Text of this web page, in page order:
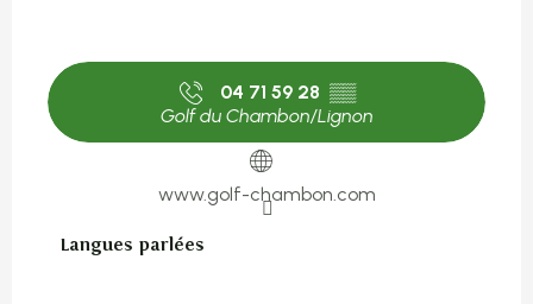
04 71 59 28 ▒▒
Golf du Chambon/Lignon
www.golf-chambon.com
Langues parlées
Langues parlées